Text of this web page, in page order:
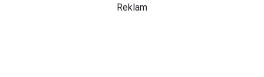
Reklam